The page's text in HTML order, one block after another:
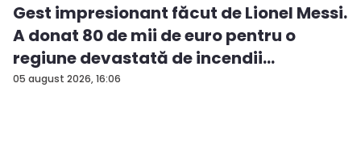
05 august 2026, 16:06
Gest impresionant făcut de Lionel Messi.
A donat 80 de mii de euro pentru o
regiune devastată de incendii